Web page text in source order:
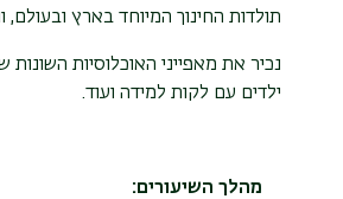
תולדות החינוך המיוחד בארץ
נכיר את מאפייני האוכלוסיות
ילדים עם לקות למידה ועוד.
מהלך השיעורים: